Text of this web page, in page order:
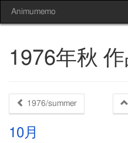
Animumemo
1976年秋
1976/summer
10月